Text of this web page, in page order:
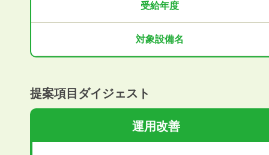
受給年度
対象設備名
提案項目ダイジェスト
運用改善